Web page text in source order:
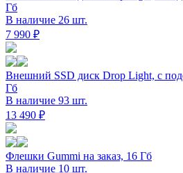
Гб
В наличие 26 шт.
7 990 ₽
Внешний SSD диск Drop Light, с
Гб
В наличие 93 шт.
13 490 ₽
Флешки Gummi на заказ, 16 Гб
В наличие 10 шт.